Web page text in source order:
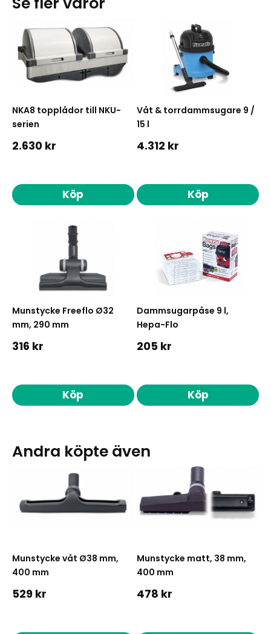
NKA8 topplådor till NKU-
serien
2.630 kr
Köp
Våt & torrdammsugare 9 /
15 l
4.312 kr
Köp
Munstycke Freeflo Ø32
mm, 290 mm
316 kr
Köp
Dammsugarpåse 9 l,
Hepa-Flo
205 kr
Köp
Andra köpte även
Munstycke våt Ø38 mm,
400 mm
529 kr
Munstycke matt, 38 mm,
400 mm
478 kr